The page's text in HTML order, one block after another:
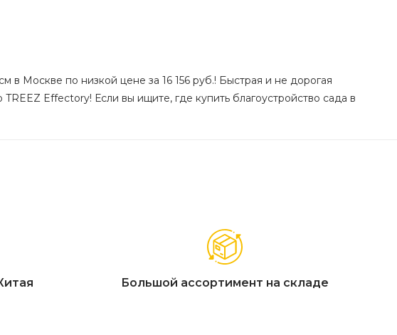
Москве по низкой цене за 16 156 руб.! Быстрая и не дорогая
Effectory! Если вы ищите, где купить благоустройство сада в
Большой ассортимент на складе